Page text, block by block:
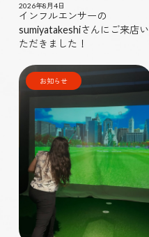
2026年8月4日
インフルエンサーの
sumiyatakeshiさんにご来店い
ただきました！
お知らせ